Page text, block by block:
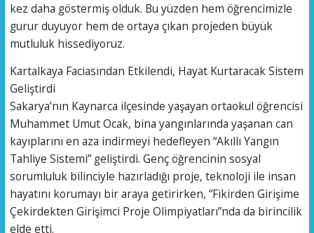
kez daha göstermiş olduk. Bu yüzden hem öğrencimizle
gurur duyuyor hem de ortaya çıkan projeden büyük
mutluluk hissediyoruz.
Kartalkaya Faciasından Etkilendi, Hayat Kurtaracak Sistem
Geliştirdi
Sakarya’nın Kaynarca ilçesinde yaşayan ortaokul öğrencisi
Muhammet Umut Ocak, bina yangınlarında yaşanan can
kayıplarını en aza indirmeyi hedefleyen “Akıllı Yangın
Tahliye Sistemi” geliştirdi. Genç öğrencinin sosyal
sorumluluk bilinciyle hazırladığı proje, teknoloji ile insan
hayatını korumayı bir araya getirirken, “Fikirden Girişime
Çekirdekten Girişimci Proje Olimpiyatları”nda da birincilik
elde etti.